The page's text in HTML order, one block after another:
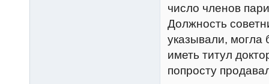
число членов
Должность
указывали,
иметь титул
попросту